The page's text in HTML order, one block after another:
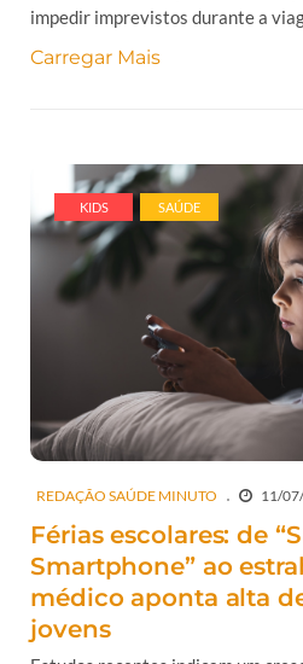
impedir imprevistos durante a
Carregar Mais
KIDS SAÚDE
REDAÇÃO SAÚDE MINUTO 11/
Férias escolares: de
Smartphone” ao
médico aponta alta
jovens